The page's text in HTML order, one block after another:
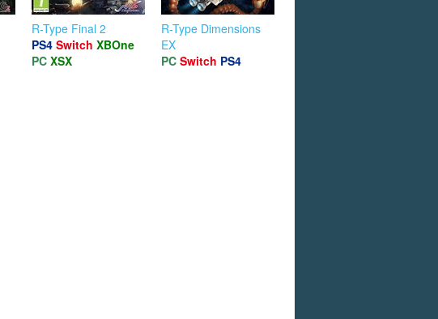
R-Type Final 2
PS4 Switch XBOne
PC XSX
R-Type Dimensions
EX
PC Switch PS4